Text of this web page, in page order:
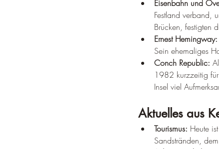
Eisenbahn und
Festland verband,
Brücken, festigten
Ernest Hemingway:
Sein ehemaliges
Conch Republic:
1982 kurzzeitig
Insel viel
Aktuelles aus
Tourismus: Heute
Sandstränden,